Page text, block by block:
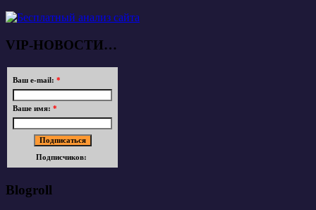
VIP-НОВОСТИ…
Ваш e-mail: *
Ваше имя: *
Подписчиков:
Blogroll